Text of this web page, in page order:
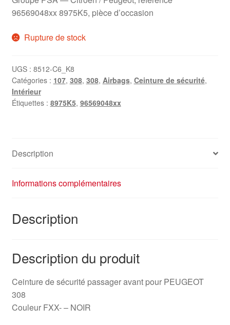
96569048xx 8975K5, pièce d’occasion
Rupture de stock
UGS : 8512-C6_K8
Catégories : 107, 308, 308, Airbags, Ceinture de sécurité,
Intérieur
Étiquettes : 8975K5, 96569048xx
Description
Informations complémentaires
Description
Description du produit
Ceinture de sécurité passager avant pour PEUGEOT
308
Couleur FXX- – NOIR